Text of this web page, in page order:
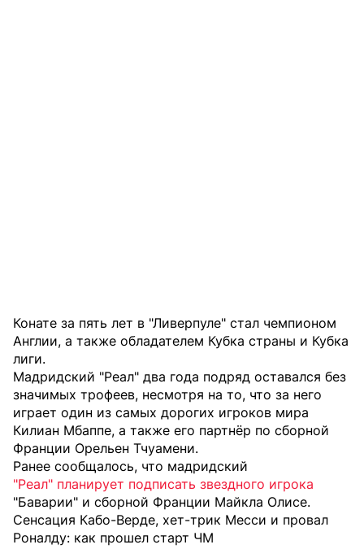
Конате за пять лет в "Ливерпуле" стал чемпионом
Англии, а также обладателем Кубка страны и Кубка
лиги.
Мадридский "Реал" два года подряд оставался без
значимых трофеев, несмотря на то, что за него
играет один из самых дорогих игроков мира
Килиан Мбаппе, а также его партнёр по сборной
Франции Орельен Тчуамени.
Ранее сообщалось, что мадридский
"Реал" планирует подписать звездного игрока
"Баварии" и сборной Франции Майкла Олисе.
Сенсация Кабо-Верде, хет-трик Месси и провал
Роналду: как прошел старт ЧМ